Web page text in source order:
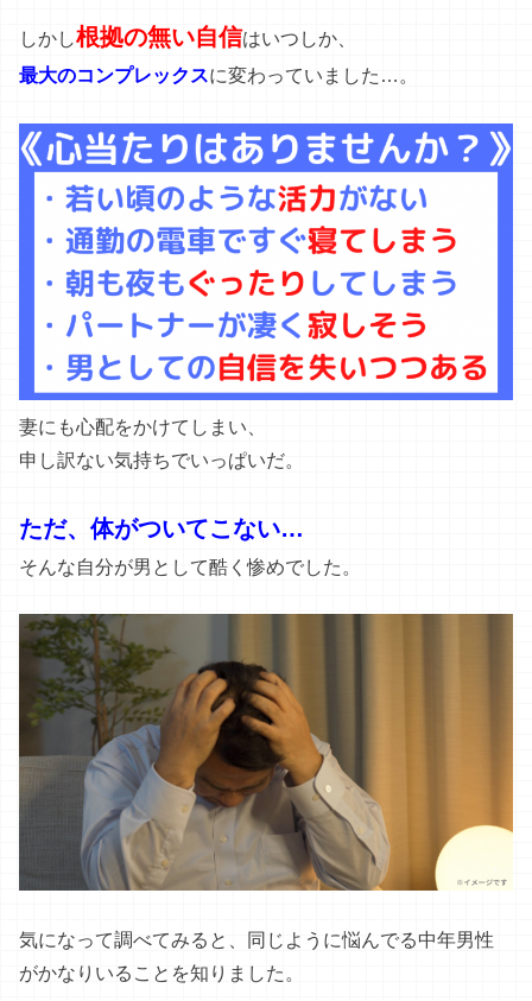
しかし根拠の無い自信はいつしか、
最大のコンプレックスに変わっていました…。
妻にも心配をかけてしまい、
申し訳ない気持ちでいっぱいだ。
ただ、体がついてこない…
そんな自分が男として酷く惨めでした。
気になって調べてみると、同じように悩んでる中年男性
がかなりいることを知りました。